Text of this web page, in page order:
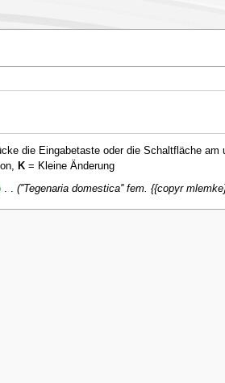
die Eingabetaste oder die Schaltfläche am
K= Kleine Änderung
‎ ''Tegenaria domestica'' fem. {{copyr